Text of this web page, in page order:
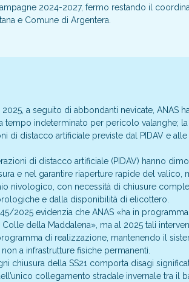
2024-2027, fermo restando il
e Comune di Argentera.
a seguito di abbondanti nevicate, ANAS
tempo indeterminato per pericolo valanghe; la
di distacco artificiale previste dal PIDAV e
di distacco artificiale (PIDAV) hanno
e nel garantire riaperture rapide del valico,
nivologico, con necessità di chiusure
e dalla disponibilità di elicottero.
2025 evidenzia che ANAS «ha in
della Maddalena», ma al 2025 tali
di realizzazione, mantenendo il
a infrastrutture fisiche permanenti.
chiusura della SS21 comporta disagi
collegamento stradale invernale tra il